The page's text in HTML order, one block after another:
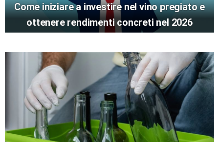
Come iniziare a investire nel vino pregiato e
ottenere rendimenti concreti nel 2026